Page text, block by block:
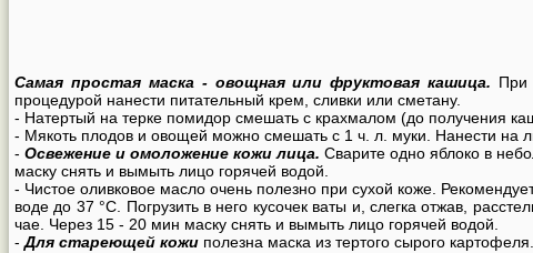
Самая простая маска - овощная или фруктовая кашица. При
процедурой нанести питательный крем, сливки или сметану.
- Натертый на терке помидор смешать с крахмалом (до получения
- Мякоть плодов и овощей можно смешать с 1 ч. л. муки. Нанести на
-Освежение и омоложение кожи лица. Сварите одно яблоко в
маску снять и вымыть лицо горячей водой.
- Чистое оливковое масло очень полезно при сухой коже.
воде до 37 °C. Погрузить в него кусочек ваты и, слегка отжав,
чае. Через 15 - 20 мин маску снять и вымыть лицо горячей водой.
-Для стареющей кожи полезна маска из тертого сырого